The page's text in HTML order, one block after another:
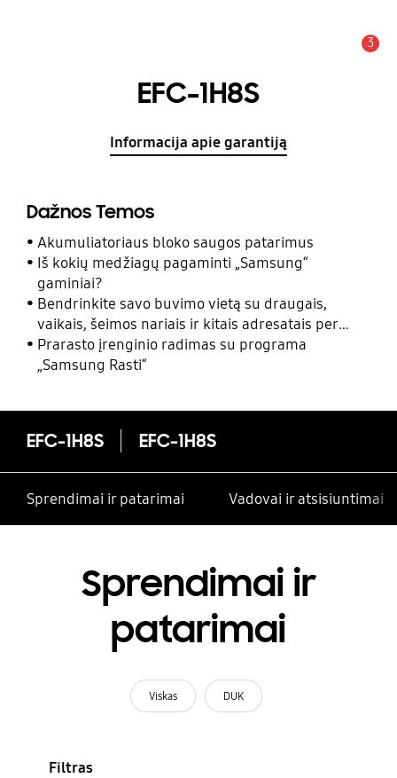
3
EFC-1H8S
Informacija apie garantiją
Dažnos Temos
Akumuliatoriaus bloko saugos patarimus
Iš kokių medžiagų pagaminti „Samsung“
gaminiai?
Bendrinkite savo buvimo vietą su draugais,
vaikais, šeimos nariais ir kitais adresatais per
programą „Samsung Rasti“
Prarasto įrenginio radimas su programa
„Samsung Rasti“
EFC-1H8S EFC-1H8S
Sprendimai ir patarimai Vadovai ir atsisiuntimai
Sprendimai ir
patarimai
Viskas DUK
Filtras